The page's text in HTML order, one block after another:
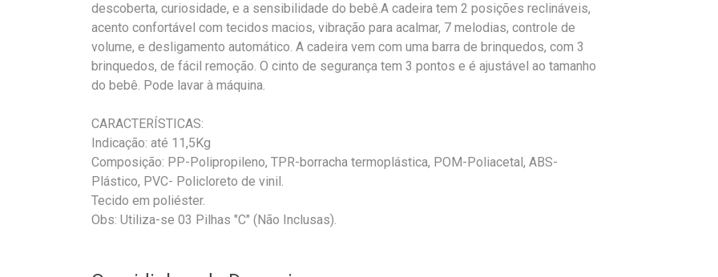
descoberta, curiosidade, e a sensibilidade do bebê.A cadeira tem 2 posições reclináveis,
acento confortável com tecidos macios, vibração para acalmar, 7 melodias, controle de
volume, e desligamento automático. A cadeira vem com uma barra de brinquedos, com 3
brinquedos, de fácil remoção. O cinto de segurança tem 3 pontos e é ajustável ao tamanho
do bebê. Pode lavar à máquina.
CARACTERÍSTICAS:
Indicação: até 11,5Kg
Composição: PP-Polipropileno, TPR-borracha termoplástica, POM-Poliacetal, ABS-
Plástico, PVC- Policloreto de vinil.
Tecido em poliéster.
Obs: Utiliza-se 03 Pilhas "C" (Não Inclusas).